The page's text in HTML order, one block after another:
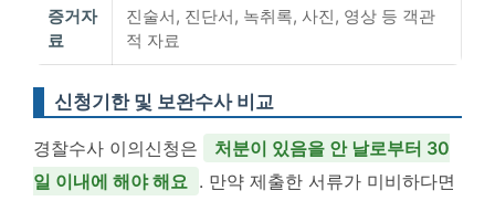
증거자
료
진술서, 진단서, 녹취록, 사진, 영상 등 객관
적 자료
신청기한 및 보완수사 비교
경찰수사 이의신청은
처분이 있음을 안 날로부터 30
일 이내에 해야 해요 . 만약 제출한 서류가 미비하다면